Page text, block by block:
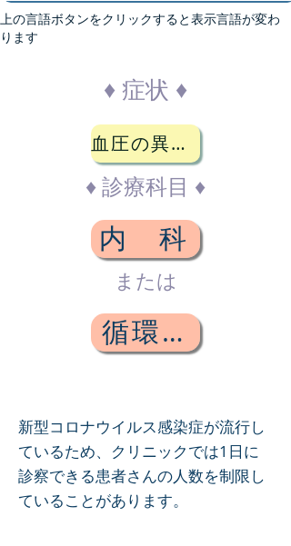
上の言語ボタンをクリックすると表示言語が変わ
ります
♦ 症状 ♦
血圧の異常がある
♦ 診療科目 ♦
内 科
または
循環器科
新型コロナウイルス感染症が流行し
ているため、クリニックでは1日に
診察できる患者さんの人数を制限し
ていることがあります。